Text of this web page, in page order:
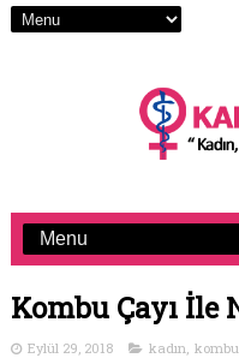
Kombu Çayı İle
Eylül 29, 2018 kadın, kombu